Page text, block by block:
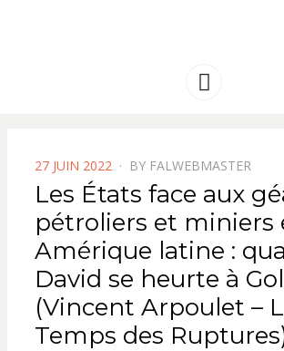
Menu
POSTED
ON
27 JUIN 2022 BY FALWEBMASTER
Les États face aux
pétroliers et miniers
Amérique latine :
David se heurte à
(Vincent Arpoulet –
Temps des